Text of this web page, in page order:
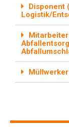
Disponent
Logistik/